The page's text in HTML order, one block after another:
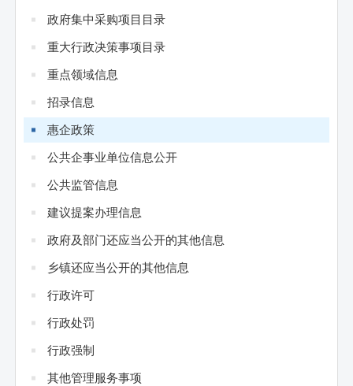
政府集中采购项目目录
重大行政决策事项目录
重点领域信息
招录信息
惠企政策
公共企事业单位信息公开
公共监管信息
建议提案办理信息
政府及部门还应当公开的其他信息
乡镇还应当公开的其他信息
行政许可
行政处罚
行政强制
其他管理服务事项